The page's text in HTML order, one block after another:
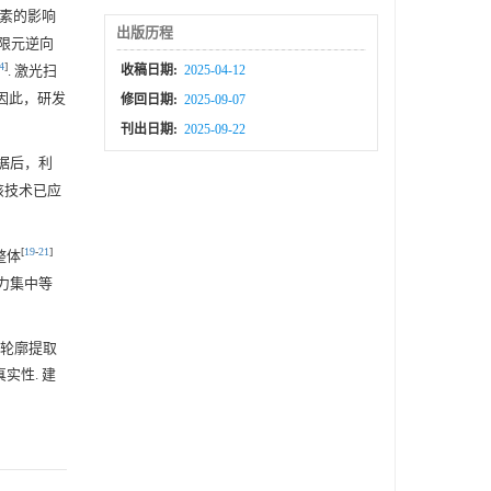
的影响
元逆向
4]. 激光扫
此，研发
后，利
技术已应
体[19-21]
集中等
廓提取
实性. 建
出版历程
收稿日期: 2025-04-12
修回日期: 2025-09-07
刊出日期: 2025-09-22